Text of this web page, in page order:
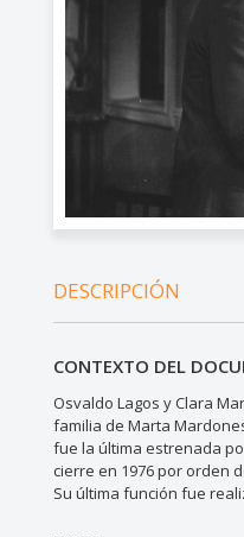
DESCRIPCIÓN
CONTEXTO DEL
Osvaldo Lagos y Clara
familia de Marta
fue la última estrenada
cierre en 1976 por orden
Su última función fue